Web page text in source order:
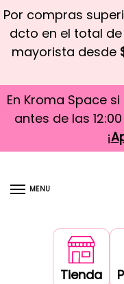
Por compras
dcto en el total
mayorista desde
En Kroma Space
antes de las
¡
MENU
Tienda